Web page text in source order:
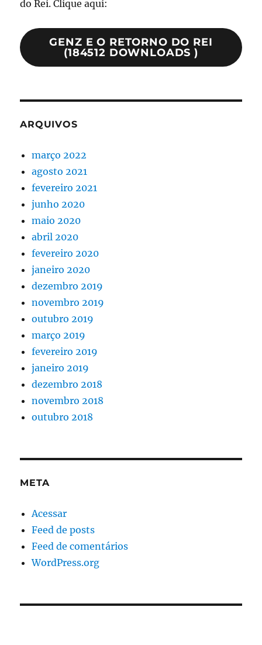
do Rei. Clique aqui:
GENZ E O RETORNO DO REI
(184512 DOWNLOADS )
ARQUIVOS
março 2022
agosto 2021
fevereiro 2021
junho 2020
maio 2020
abril 2020
fevereiro 2020
janeiro 2020
dezembro 2019
novembro 2019
outubro 2019
março 2019
fevereiro 2019
janeiro 2019
dezembro 2018
novembro 2018
outubro 2018
META
Acessar
Feed de posts
Feed de comentários
WordPress.org